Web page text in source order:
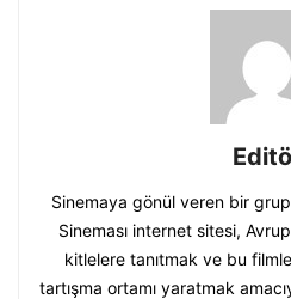
Sinemaya gönül veren bir
Sineması internet sitesi,
kitlelere tanıtmak ve bu
tartışma ortamı yaratmak